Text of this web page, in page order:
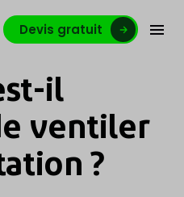
Devis gratuit
il
ventiler
?